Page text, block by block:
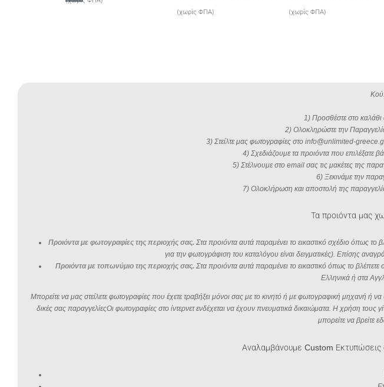
(χωρίς ΦΠΑ) (χωρίς ΦΠΑ)
1) Προσθέστε στο
2) Ολοκληρώστε την
3) Στείλτε μας φωτογραφίες στο info@unlimited-greece.gr
4) Σχεδιάζουμε τα προιόντα που επιλέξατε
5) Στέλνουμε στο email σας τις μακέτες της
6) Ξεκινάμε την
7) Ολοκλήρωση και αποστολή της
Τα προιόντα μας
Προιόντα με φωτογραφίες της περιοχής σας. Στα προιόντα αυτά παραμένει το εικαστικό σχέδιο όπως
για την φωτογράφιση του καταλόγου είναι δειγματικές). Επίσης
Προιόντα με τοπωνύμιο της περιοχής σας. Στα προιόντα αυτά παραμένει το εικαστικό όπως το
Ελληνικά ή στα
Μπορείτε να μας στείλετε φωτογραφίες που έχετε τραβήξει μόνοι σας με το κινητό ή με φωτογραφική μηχανή
δικές σας παραγγελίεςΟι φωτογραφίες στο ίντερνετ ενδέχεται να έχουν πνευματικά δικαιώματα. Η χρήση
μπορείτε να βρείτε
Αναλαμβάνουμε Custom